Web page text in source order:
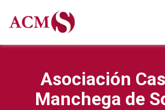
Asociación
Manchega de